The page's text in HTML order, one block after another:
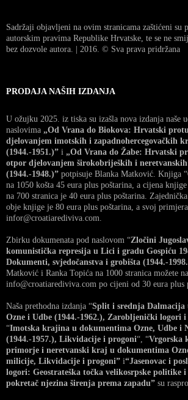
Sadržaji objavljeni na ovim stranicama zaštićeni su
autorskim pravima Republike Hrvatske, te se ne
bez dozvole autora. | 2016. © Sva prava pridržana
PRODAJA NAŠIH IZDANJA
U ožujku 2025. iz tiska su izašla nova izdanja naše
naslovima „Od Vrana do Biokova: Hrvatski
djelovanjem imotskih i zapadnohercegovačkih
(1944.-1951.)” i „Od Vrana do Žabe: Hrvatski
otpor djelovanjem širokobrijeških i
(1944.-1948.)” potpisuje Blanka Matković. Knjiga
na 1050 košta 45 eura plus poštarina, a cijena
na 700 stranica je 40 eura plus poštarina.
obje knjige je 80 eura plus poštarina, a svoj
infor@croatiarediviva.com.
Zbirku dokumenata pod naslovom “Zločini
komunistička represija u Lici i gradu Gospiću
Dokumenti, svjedočanstva i grobišta (1944.-
Matković i Ranka Topića na 1000 stranica možete
info@croatiarediviva.com po cijeni od 30 eura plus
Naša prethodna izdanja “Split i srednja Dalmacija
Ozne i Udbe (1944.-1962.), Zarobljenički logori
“Imotska krajina u dokumentima Ozne, Udbe i
(1944.-1957.), Likvidacije i progoni“, “Vrgorska
primorje i neretvanski kraj u dokumentima
milicije, Likvidacije i progoni” i“Jasenovac i
logori: Geostrateška točka velikosrpske politike
pokretač njezina širenja prema zapadu” su